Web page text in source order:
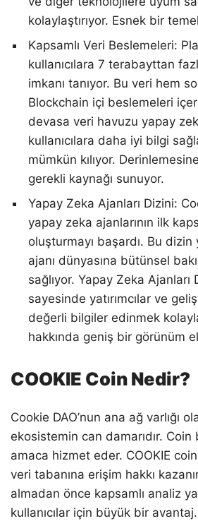
kolaylaştırıyor. Esnek bir
Kapsamlı Veri Beslemeleri:
kullanıcılara 7 terabayttan
imkanı tanıyor. Bu veri hem
Blockchain içi beslemeleri
devasa veri havuzu yapay
kullanıcılara daha iyi bilgi
mümkün kılıyor.
gerekli kaynağı sunuyor.
Yapay Zeka Ajanları Dizini:
yapay zeka ajanlarının ilk
oluşturmayı başardı. Bu dizin
ajanı dünyasına bütünsel
sağlıyor. Yapay Zeka Ajanları
sayesinde yatırımcılar ve
değerli bilgiler edinmek
hakkında geniş bir görünüm
COOKIE Coin Nedir?
Cookie DAO’nun ana ağ varlığı
ekosistemin can damarıdır.
amaca hizmet eder. COOKIE
veri tabanına erişim hakkı
almadan önce kapsamlı analiz
kullanıcılar için büyük bir